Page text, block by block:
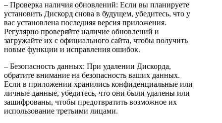
– Проверка наличия обновлений: Если вы планируете
установить Дискорд снова в будущем, убедитесь, что у
вас установлена последняя версия приложения.
Регулярно проверяйте наличие обновлений и
загружайте их с официального сайта, чтобы получить
новые функции и исправления ошибок.
– Безопасность данных: При удалении Дискорда,
обратите внимание на безопасность ваших данных.
Если в приложении хранились конфиденциальные или
личные данные, убедитесь, что они были удалены или
зашифрованы, чтобы предотвратить возможное их
использование третьими лицами.